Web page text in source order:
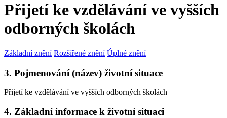
Přijetí ke vzdělávání ve vyšších
odborných školách
Základní znění Rozšířené znění Úplné znění
3. Pojmenování (název) životní situace
Přijetí ke vzdělávání ve vyšších odborných školách
4. Základní informace k životní situaci